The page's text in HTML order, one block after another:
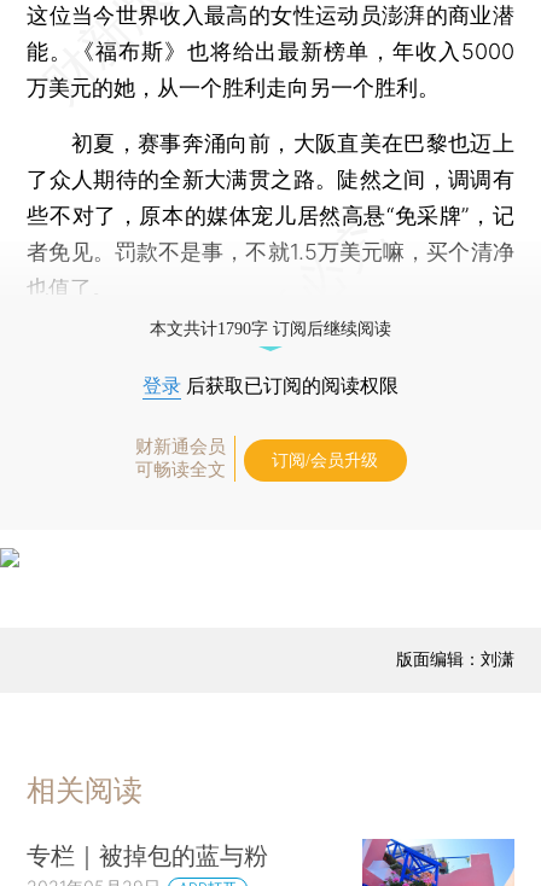
这位当今世界收入最高的女性运动员澎湃的商业潜
能。《福布斯》也将给出最新榜单，年收入5000
万美元的她，从一个胜利走向另一个胜利。
初夏，赛事奔涌向前，大阪直美在巴黎也迈上
了众人期待的全新大满贯之路。陡然之间，调调有
些不对了，原本的媒体宠儿居然高悬“免采牌”，记
者免见。罚款不是事，不就1.5万美元嘛，买个清净
也值了。
本文共计1790字 订阅后继续阅读
登录 后获取已订阅的阅读权限
财新通会员
可畅读全文
订阅/会员升级
版面编辑：刘潇
相关阅读
专栏｜被掉包的蓝与粉